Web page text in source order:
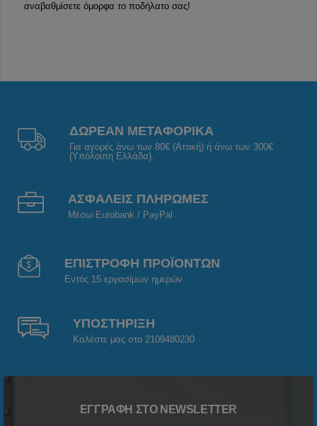
αναβαθμίσετε όμορφα το ποδήλατο σας!
ΔΩΡΕΑΝ ΜΕΤΑΦΟΡΙΚΑ
Για αγορές άνω των 80€ (Αττική) ή άνω των 300€
(Υπόλοιπη Ελλάδα).
ΑΣΦΑΛΕΙΣ ΠΛΗΡΩΜΕΣ
Μέσω Eurobank / PayPal
ΕΠΙΣΤΡΟΦΗ ΠΡΟΪΟΝΤΩΝ
Εντός 15 εργασίμων ημερών
ΥΠΟΣΤΗΡΙΞΗ
Καλέστε μας στο 2109480230
ΕΓΓΡΑΦΉ ΣΤΟ NEWSLETTER